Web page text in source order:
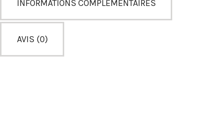
INFORMATIONS COMPLÉMENTAIRES
AVIS (0)